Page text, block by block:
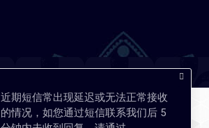
近期短信常出现延迟或无法正常接收
的情况，如您通过短信联系我们后 5